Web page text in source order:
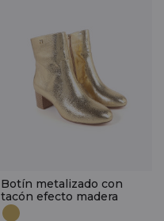
Botín metalizado con
tacón efecto madera